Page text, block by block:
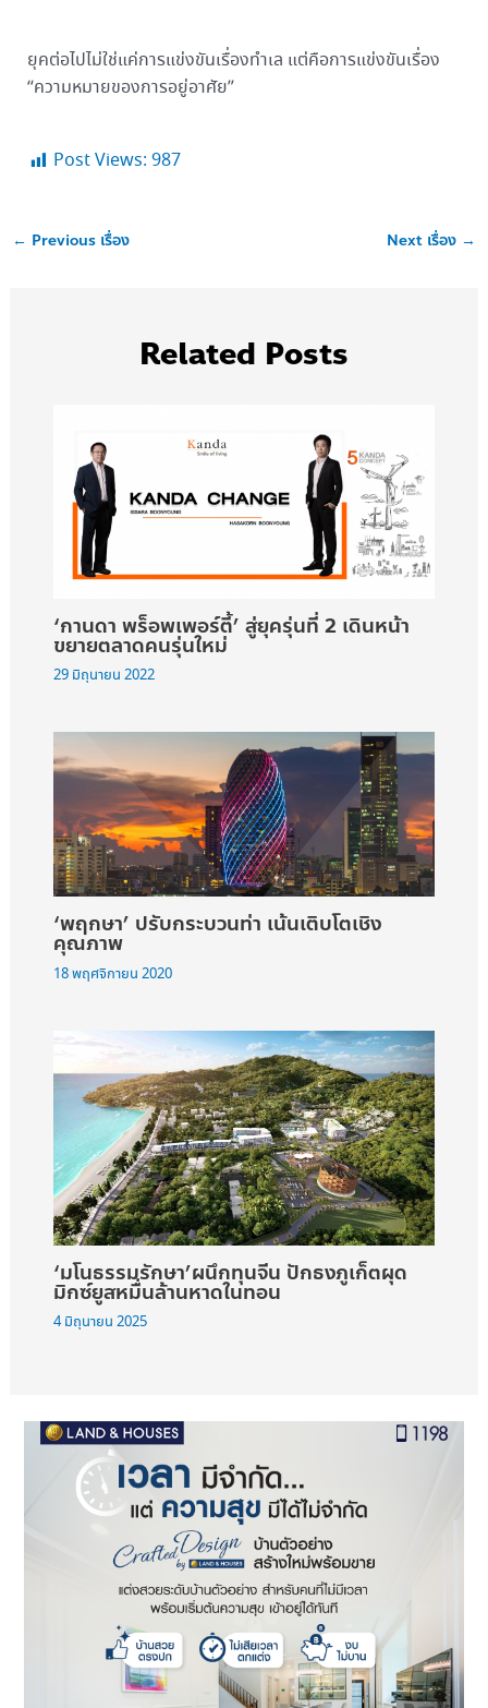
ยุคต่อไปไม่ใช่แค่การแข่งขันเรื่องทำเล แต่คือการแข่งขันเรื่อง
“ความหมายของการอยู่อาศัย”
Post Views: 987
← Previous เรื่อง Next เรื่อง →
Related Posts
‘กานดา พร็อพเพอร์ตี้’ สู่ยุครุ่นที่ 2 เดินหน้า
ขยายตลาดคนรุ่นใหม่
29 มิถุนายน 2022
‘พฤกษา’ ปรับกระบวนท่า เน้นเติบโตเชิง
คุณภาพ
18 พฤศจิกายน 2020
‘มโนธรรมรักษา’ผนึกทุนจีน ปักธงภูเก็ตผุด
มิกซ์ยูสหมื่นล้านหาดในทอน
4 มิถุนายน 2025